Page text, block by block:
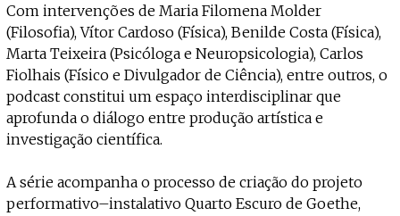
Com intervenções de Maria Filomena Molder
(Filosofia), Vítor Cardoso (Física), Benilde Costa (Física),
Marta Teixeira (Psicóloga e Neuropsicologia), Carlos
Fiolhais (Físico e Divulgador de Ciência), entre outros, o
podcast constitui um espaço interdisciplinar que
aprofunda o diálogo entre produção artística e
investigação científica.
A série acompanha o processo de criação do projeto
performativo–instalativo Quarto Escuro de Goethe,